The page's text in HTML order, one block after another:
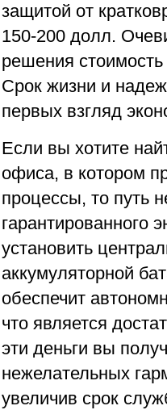
защитой от
150-200 долл.
решения стоимость
Срок жизни и
первых взгляд
Если вы хотите
офиса, в котором
процессы, то путь
гарантированного
установить
аккумуляторной
обеспечит
что является
эти деньги вы
нежелательных
увеличив срок